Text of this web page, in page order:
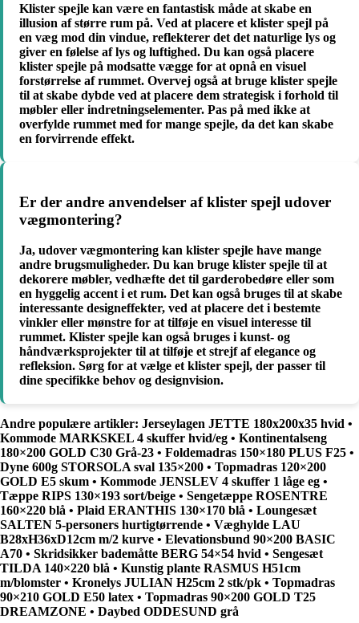
Klister spejle kan være en fantastisk måde at skabe en
illusion af større rum på. Ved at placere et klister spejl på
en væg mod din vindue, reflekterer det det naturlige lys og
giver en følelse af lys og luftighed. Du kan også placere
klister spejle på modsatte vægge for at opnå en visuel
forstørrelse af rummet. Overvej også at bruge klister spejle
til at skabe dybde ved at placere dem strategisk i forhold til
møbler eller indretningselementer. Pas på med ikke at
overfylde rummet med for mange spejle, da det kan skabe
en forvirrende effekt.
Er der andre anvendelser af klister spejl udover
vægmontering?
Ja, udover vægmontering kan klister spejle have mange
andre brugsmuligheder. Du kan bruge klister spejle til at
dekorere møbler, vedhæfte det til garderobedøre eller som
en hyggelig accent i et rum. Det kan også bruges til at skabe
interessante designeffekter, ved at placere det i bestemte
vinkler eller mønstre for at tilføje en visuel interesse til
rummet. Klister spejle kan også bruges i kunst- og
håndværksprojekter til at tilføje et strejf af elegance og
refleksion. Sørg for at vælge et klister spejl, der passer til
dine specifikke behov og designvision.
Andre populære artikler: Jerseylagen JETTE 180x200x35 hvid •
Kommode MARKSKEL 4 skuffer hvid/eg • Kontinentalseng
180×200 GOLD C30 Grå-23 • Foldemadras 150×180 PLUS F25 •
Dyne 600g STORSOLA sval 135×200 • Topmadras 120×200
GOLD E5 skum • Kommode JENSLEV 4 skuffer 1 låge eg •
Tæppe RIPS 130×193 sort/beige • Sengetæppe ROSENTRE
160×220 blå • Plaid ERANTHIS 130×170 blå • Loungesæt
SALTEN 5-personers hurtigtørrende • Væghylde LAU
B28xH36xD12cm m/2 kurve • Elevationsbund 90×200 BASIC
A70 • Skridsikker bademåtte BERG 54×54 hvid • Sengesæt
TILDA 140×220 blå • Kunstig plante RASMUS H51cm
m/blomster • Kronelys JULIAN H25cm 2 stk/pk • Topmadras
90×210 GOLD E50 latex • Topmadras 90×200 GOLD T25
DREAMZONE • Daybed ODDESUND grå